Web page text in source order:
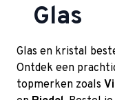
Glas
Glas en kristal
Ontdek een
topmerken zoals